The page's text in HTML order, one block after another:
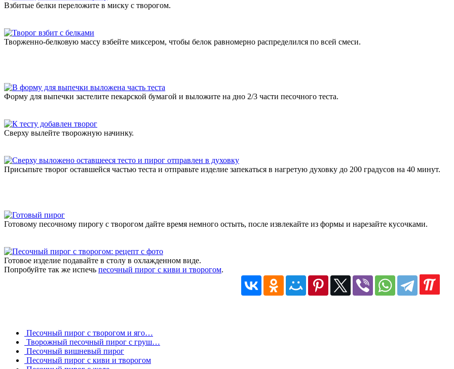
Взбитые белки переложите в миску с творогом.
Творженно-белковую массу взбейте миксером, чтобы белок равномерно распределился по всей смеси.
Форму для выпечки застелите пекарской бумагой и выложите на дно 2/3 части песочного теста.
Сверху вылейте творожную начинку.
Присыпьте творог оставшейся частью теста и отправьте изделие запекаться в нагретую духовку до 200 градусов на 40 минут.
Готовому песочному пирогу с творогом дайте время немного остыть, после извлекайте из формы и нарезайте кусочками.
Готовое изделие подавайте в столу в охлажденном виде.
Попробуйте так же испечь песочный пирог с киви и творогом.
Песочный пирог с творогом и яго…
Творожный песочный пирог с груш…
Песочный вишневый пирог
Песочный пирог с киви и творогом